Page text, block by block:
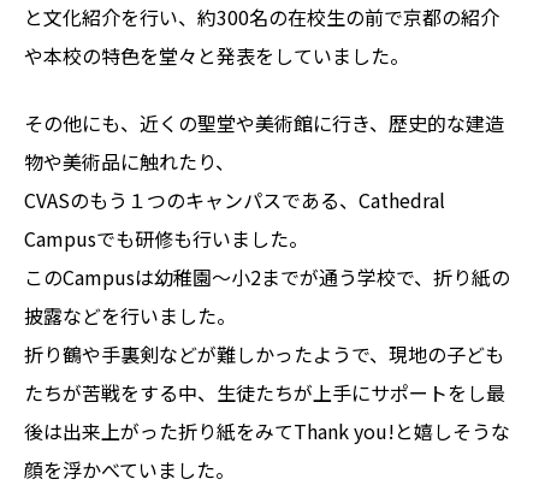
と文化紹介を行い、約300名の在校生の前で京都の紹介
や本校の特色を堂々と発表をしていました。
その他にも、近くの聖堂や美術館に行き、歴史的な建造
物や美術品に触れたり、
CVASのもう１つのキャンパスである、Cathedral
Campusでも研修も行いました。
このCampusは幼稚園～小2までが通う学校で、折り紙の
披露などを行いました。
折り鶴や手裏剣などが難しかったようで、現地の子ども
たちが苦戦をする中、生徒たちが上手にサポートをし最
後は出来上がった折り紙をみてThank you!と嬉しそうな
顔を浮かべていました。